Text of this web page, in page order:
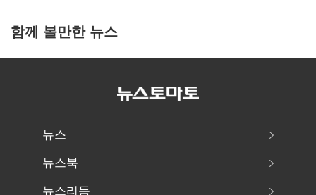
함께 볼만한 뉴스
뉴스
뉴스북
뉴스리듬